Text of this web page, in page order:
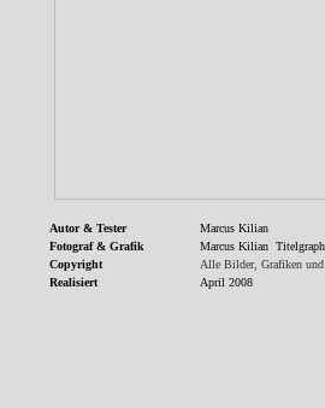
Autor & Tester
Marcus Kilian
Fotograf & Grafik
Marcus Kilian
Copyright
Alle Bilder, Grafiken
Realisiert
April 2008